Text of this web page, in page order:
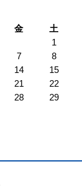
金
土
1
7
8
14
15
21
22
28
29